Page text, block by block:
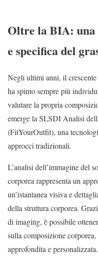
Oltre la BIA: una
e specifica del
Negli ultimi anni, il crescente
ha spinto sempre più
valutare la propria
emerge la SLSDI Analisi
(FitYourOutfit), una
approcci tradizionali.
L’analisi dell’immagine del
corporea rappresenta un
un’istantanea visiva e
della struttura corporea.
di imaging, è possibile
sulla composizione
approfondita e personalizzata.